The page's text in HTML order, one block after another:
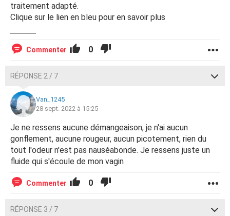
traitement adapté.
Clique sur le lien en bleu pour en savoir plus
Commenter 0
RÉPONSE 2 / 7
Van_1245
28 sept. 2022 à 15:25
Je ne ressens aucune démangeaison, je n'ai aucun
gonflement, aucune rougeur, aucun picotement, rien du
tout l'odeur n'est pas nauséabonde. Je ressens juste un
fluide qui s'écoule de mon vagin
Commenter 0
RÉPONSE 3 / 7